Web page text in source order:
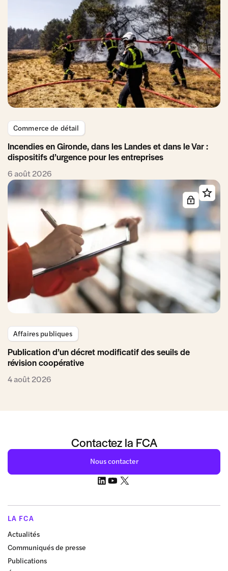
Commerce de détail
Incendies en Gironde, dans les Landes et dans le Var :
dispositifs d’urgence pour les entreprises
6 août 2026
Affaires publiques
Publication d’un décret modificatif des seuils de
révision coopérative
4 août 2026
Contactez la FCA
Nous contacter
LA FCA
Actualités
Communiqués de presse
Publications